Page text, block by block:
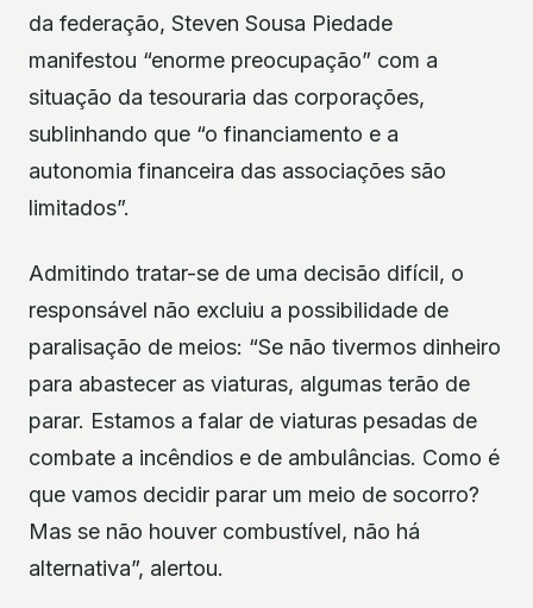
da federação, Steven Sousa Piedade
manifestou “enorme preocupação” com a
situação da tesouraria das corporações,
sublinhando que “o financiamento e a
autonomia financeira das associações são
limitados”.
Admitindo tratar-se de uma decisão difícil, o
responsável não excluiu a possibilidade de
paralisação de meios: “Se não tivermos dinheiro
para abastecer as viaturas, algumas terão de
parar. Estamos a falar de viaturas pesadas de
combate a incêndios e de ambulâncias. Como é
que vamos decidir parar um meio de socorro?
Mas se não houver combustível, não há
alternativa”, alertou.